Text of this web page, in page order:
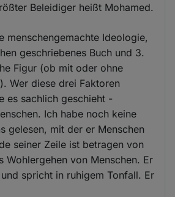
Beleidiger heißt Mohamed.
menschengemachte Ideologie,
geschriebenes Buch und 3.
Figur (ob mit oder ohne
Wer diese drei Faktoren
es sachlich geschieht -
Ich habe noch keine
gelesen, mit der er Menschen
seiner Zeile ist betragen von
Wohlergehen von Menschen. Er
spricht in ruhigem Tonfall. Er